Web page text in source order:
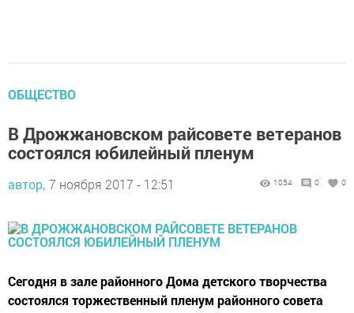
ОБЩЕСТВО
В Дрожжановском райсовете ветеранов
состоялся юбилейный пленум
автор, 7 ноября 2017 - 12:51 1054 0 0
Сегодня в зале районного Дома детского творчества
состоялся торжественный пленум районного совета